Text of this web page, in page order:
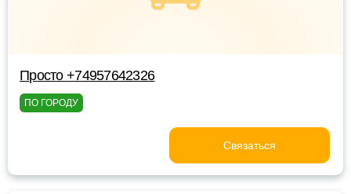
Просто +74957642326
ПО ГОРОДУ
Связаться